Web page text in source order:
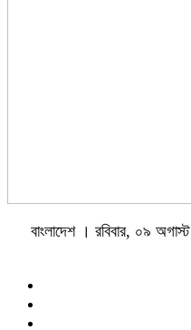
বাংলাদেশ । রবিবার, ০৯